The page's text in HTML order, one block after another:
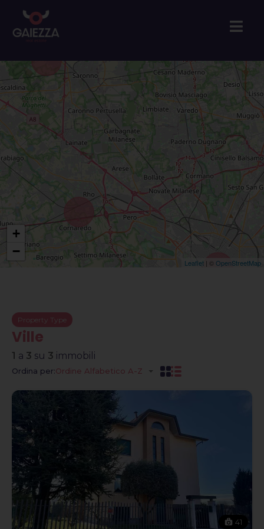
+
−
Leaflet | © OpenStreetMap
Property Type
Ville
1 a 3 su 3 immobili
Ordina per:Ordine Alfabetico A-Z
41